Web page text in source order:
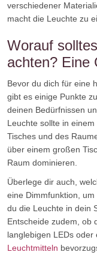
verschiedener
macht die Leuchte zu
Worauf
achten? Eine
Bevor du dich für eine
gibt es einige Punkte
deinen Bedürfnissen
Leuchte sollte in
Tisches und des
über einem großen
Raum dominieren.
Überlege dir auch,
eine Dimmfunktion,
du die Leuchte in dein
Entscheide zudem, ob
langlebigen LEDs
Leuchtmitteln